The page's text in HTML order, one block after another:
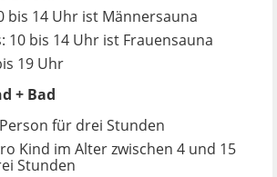
bis 14 Uhr ist Männersauna
10 bis 14 Uhr ist Frauensauna
19 Uhr
+ Bad
für drei Stunden
Kind im Alter zwischen 4 und 15
Stunden